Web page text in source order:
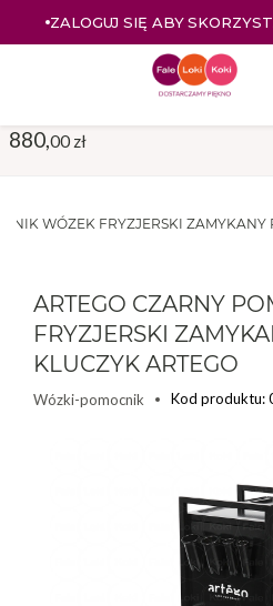
ZALOGUJ SIĘ ABY
WÓZEK FRYZJERSKI ZAMYKANY
ARTEGO CZARNY
FRYZJERSKI
KLUCZYK ARTEGO
Wózki-pomocnik Kod produktu:
880, 00 zł